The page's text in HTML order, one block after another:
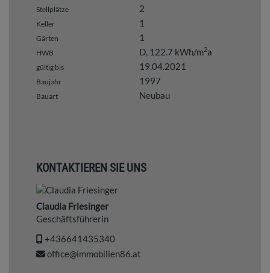
Stellplätze 2
Keller 1
Gärten 1
HWB D, 122.7 kWh/m2a
gültig bis 19.04.2021
Baujahr 1997
Bauart Neubau
KONTAKTIEREN SIE UNS
Claudia Friesinger
Geschäftsführerin
+436641435340
office@immobilien86.at